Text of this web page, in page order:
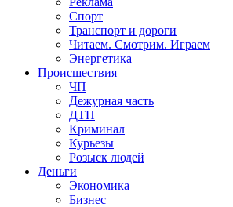
Спорт
Транспорт и дороги
Читаем. Смотрим. Играем
Энергетика
Происшествия
ЧП
Дежурная часть
ДТП
Криминал
Курьезы
Розыск людей
Деньги
Экономика
Бизнес